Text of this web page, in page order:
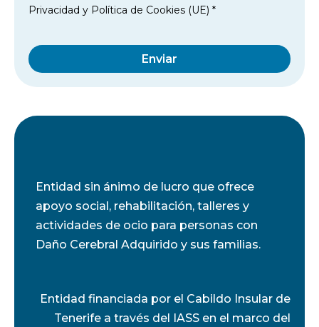
Privacidad y Política de Cookies (UE) *
Enviar
Entidad sin ánimo de lucro que ofrece
apoyo social, rehabilitación, talleres y
actividades de ocio para personas con
Daño Cerebral Adquirido y sus familias.
Entidad financiada por el Cabildo Insular de
Tenerife a través del IASS en el marco del